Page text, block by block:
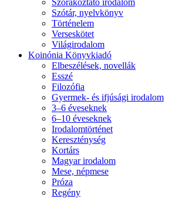
Szótár, nyelvkönyv
Történelem
Verseskötet
Világirodalom
Koinónia Könyvkiadó
Elbeszélések, novellák
Esszé
Filozófia
Gyermek- és ifjúsági irodalom
3–6 éveseknek
6–10 éveseknek
Irodalomtörténet
Kereszténység
Kortárs
Magyar irodalom
Mese, népmese
Próza
Regény